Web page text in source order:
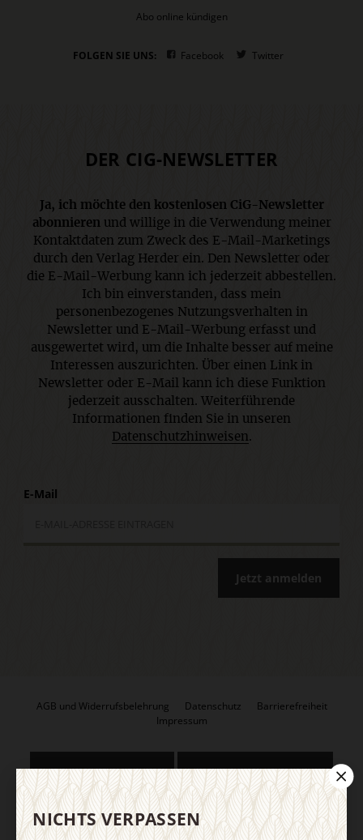
Abo online kündigen
FOLGEN SIE UNS: Facebook Twitter
DER CIG-NEWSLETTER
Ja, ich möchte den kostenlosen CiG-Newsletter
abonnieren und willige in die Verwendung meiner
Kontaktdaten zum Zweck des E-Mail-Marketings
durch den Verlag Herder ein. Den Newsletter oder
die E-Mail-Werbung kann ich jederzeit abbestellen.
Ich bin einverstanden, dass mein
personenbezogenes Nutzungsverhalten in
Newsletter und E-Mail-Werbung erfasst und
ausgewertet wird, um die Inhalte besser auf meine
Interessen auszurichten. Über einen Link in
Newsletter oder E-Mail kann ich diese Funktion
jederzeit ausschalten. Weiterführende
Informationen finden Sie in unseren
Datenschutzhinweisen .
E-Mail
Jetzt anmelden
AGB und Widerrufsbelehrung Datenschutz
Barrierefreiheit
Impressum
Vertrag widerrufen Abo online kündigen
NICHTS VERPASSEN